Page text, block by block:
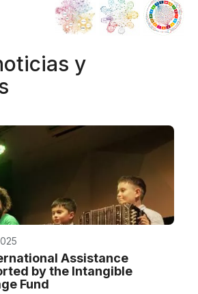
y
Assistance
by the Intangible
Fund